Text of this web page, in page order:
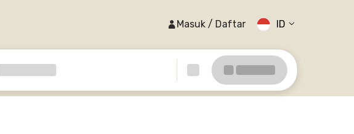
Masuk / Daftar ID